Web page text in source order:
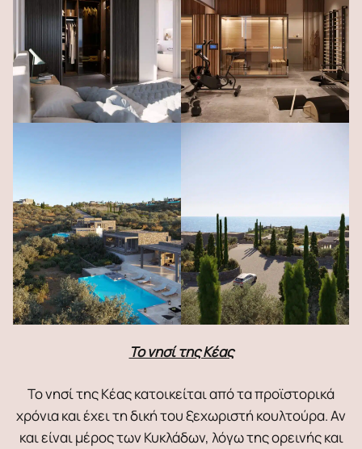
Το νησί της Κέας
Το νησί της Κέας κατοικείται από τα προϊστορικά
χρόνια και έχει τη δική του ξεχωριστή κουλτούρα. Αν
και είναι μέρος των Κυκλάδων, λόγω της ορεινής και